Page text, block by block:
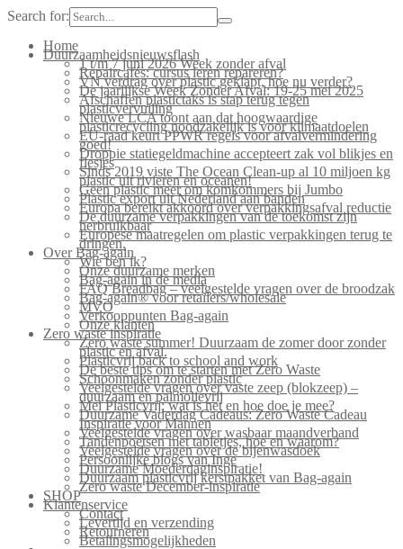
Search for:
Home
Duurzaamheidsnieuwsflash
1 t/m 7 juni 2026 Week zonder afval
Repaircafés: cursus leren repareren?
VN verdrag over plastic geklapt, hoe nu verder?
De jaarlijkse Week Zonder Afval: 19-25 mei 2025
Afschaffen plastictaks is stap terug tegen
plasticvervuiling
Nieuwe LCA toont aan dat hoogwaardige
plasticrecycling noodzakelijk is voor klimaatdoelen
EU-raad keurt PPWR regels voor afvalvermindering
goed!
Droppie statiegeldmachine accepteert zak vol blikjes en
flesjes
Sinds 2019 viste The Ocean Clean-up al 10 miljoen kg
plastic uit rivieren en oceanen!
Geen plastic meer om komkommers bij Jumbo
Plastic export uit Nederland aan banden
Europa bereikt akkoord over verpakkingsafval reductie
De duurzame verpakkingen van de toekomst zijn
herbruikbaar
Europese maatregelen om plastic verpakkingen terug te
dringen.
Over Bag-again
Wie ben ik?
Onze duurzame merken
Bag-again in de media
FAQ Breadbag – veelgestelde vragen over de broodzak
Bag-again® voor retailers/wholesale
MVO
Verkooppunten Bag-again
Onze klanten
Zero waste inspiratie
Zero waste summer! Duurzaam de zomer door zonder
plastic en afval.
Plasticvrij back to school and work
De beste tips om te starten met Zero Waste
Schoonmaken zonder plastic
Veelgestelde vragen over vaste zeep (blokzeep) –
duurzaam en palmolievrij
Mei Plasticvrij: wat is het en hoe doe je mee?
Duurzame Vaderdag Cadeaus: Zero Waste Cadeau
Inspiratie voor Mannen
Veelgestelde vragen over wasbaar maandverband
Tandenpoetsen met tabletjes, hoe en waarom?
Veelgestelde vragen over de bijenwasdoek
Persoonlijke blogs van Inge
Duurzame Moederdaginspiratie!
Duurzaam plasticvrij kerstpakket van Bag-again
Zero waste December-inspiratie
SHOP
Klantenservice
Contact
Levertijd en verzending
Retourneren
Betalingsmogelijkheden